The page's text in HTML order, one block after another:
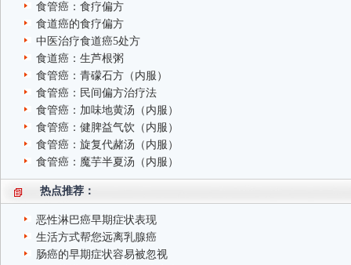
食管癌：食疗偏方
食道癌的食疗偏方
中医治疗食道癌5处方
食道癌：生芦根粥
食管癌：青礞石方（内服）
食管癌：民间偏方治疗法
食管癌：加味地黄汤（内服）
食管癌：健脾益气饮（内服）
食管癌：旋复代赭汤（内服）
食管癌：魔芋半夏汤（内服）
热点推荐：
恶性淋巴癌早期症状表现
生活方式帮您远离乳腺癌
肠癌的早期症状容易被忽视